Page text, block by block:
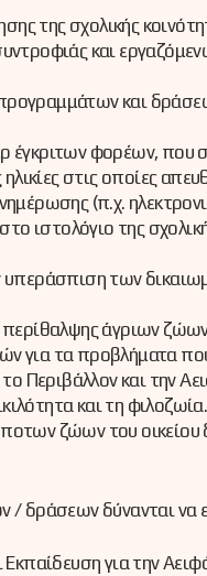
της σχολικής
και
και
φορέων, που
στις οποίες
(π.χ.
ιστολόγιο της
των
άγριων
για τα προβλήματα
Περιβάλλον και την
και τη φιλοζωία.
ζώων του
/ δράσεων δύνανται να
για την